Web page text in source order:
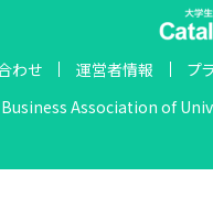
わせ 運営者情報 プ
Association of